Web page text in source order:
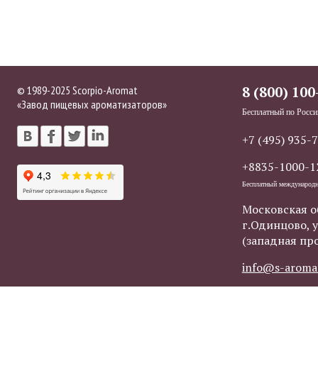
© 1989-2025 Scorpio-Aromat
«Завод пищевых ароматизаторов»
8 (800)
Бесплатный по
+7 (495) 935-
+8835-1000-
Бесплатный
Московская
г.Одинцово,
(западная
info@s-